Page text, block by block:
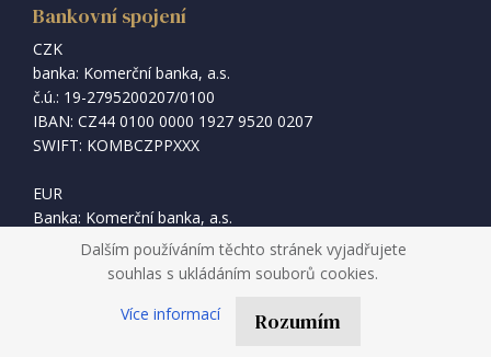
Bankovní spojení
CZK
banka: Komerční banka, a.s.
č.ú.: 19-2795200207/0100
IBAN: CZ44 0100 0000 1927 9520 0207
SWIFT: KOMBCZPPXXX
EUR
Banka: Komerční banka, a.s.
č.ú.: 131-2679610217/0100
IBAN: CZ16 0100 0001 3126 7961 0217
Dalším používáním těchto stránek vyjadřujete
souhlas s ukládáním souborů cookies.
Více informací
Rozumím